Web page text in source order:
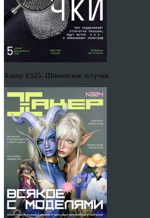
Хакер #325. Шпионские штучки